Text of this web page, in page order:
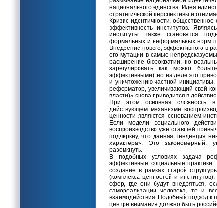
национального единства. Идея
стратегической перспективы и
Кризис идентичности,
эффективность институтов.
институты также становятся
формальных и неформальных норм
Внедрение нового, эффективного в
его мутации в самые
расширение бюрократии, но
зарегулировать как можно
эффективными), но на деле это
и уничтожению частной инициативы.
реформатор, увеличивающий свой
власти)» снова приводится в
При этом основная сложность
действующем механизме
ценности являются основанием
Если модели социального
воспроизводство уже ставшей
подчеркну, что данная тенденция
характера». Это закономерный,
разомкнуть.
В подобных условиях задача
эффективные социальные
создание в рамках старой
(комплекса ценностей и
сфер, где они будут внедряться,
самореализации человека, то и
взаимодействия. Подобный подход к
центре внимания должно быть